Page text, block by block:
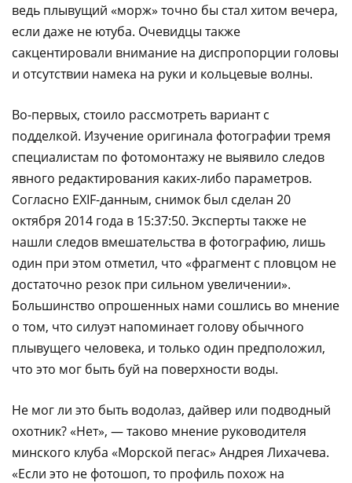
ведь плывущий «морж» точно бы стал хитом вечера,
если даже не ютуба. Очевидцы также
сакцентировали внимание на диспропорции головы
и отсутствии намека на руки и кольцевые волны.
Во-первых, стоило рассмотреть вариант с
подделкой. Изучение оригинала фотографии тремя
специалистам по фотомонтажу не выявило следов
явного редактирования каких-либо параметров.
Согласно EXIF-данным, снимок был сделан 20
октября 2014 года в 15:37:50. Эксперты также не
нашли следов вмешательства в фотографию, лишь
один при этом отметил, что «фрагмент с пловцом не
достаточно резок при сильном увеличении».
Большинство опрошенных нами сошлись во мнение
о том, что силуэт напоминает голову обычного
плывущего человека, и только один предположил,
что это мог быть буй на поверхности воды.
Не мог ли это быть водолаз, дайвер или подводный
охотник? «Нет», — таково мнение руководителя
минского клуба «Морской пегас» Андрея Лихачева.
«Если это не фотошоп, то профиль похож на